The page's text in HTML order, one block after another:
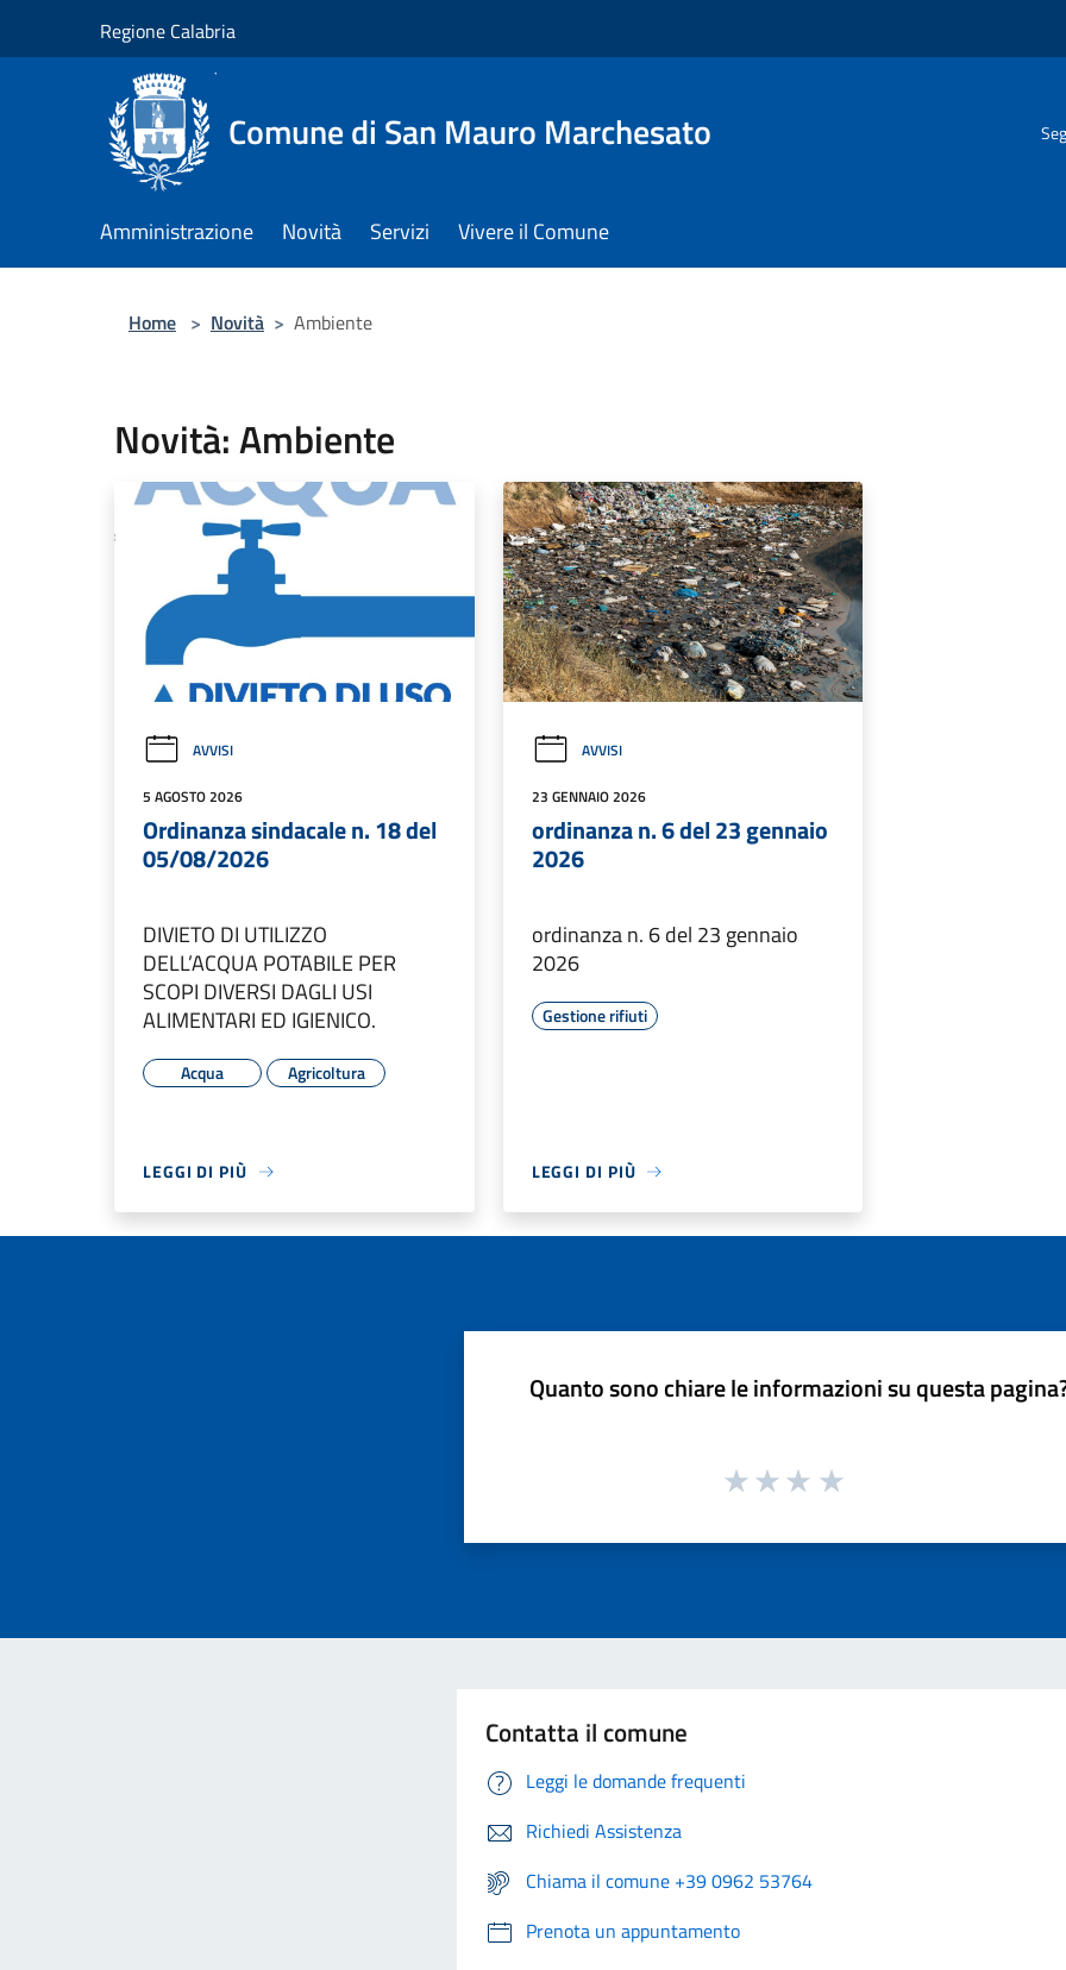
Regione Calabria
Comune di San Mauro Marchesato
Amministrazione Novità Servizi Vivere il Comune
Home > Novità > Ambiente
Novità: Ambiente
AVVISI
5 AGOSTO 2026
Ordinanza sindacale n. 18 del
05/08/2026
DIVIETO DI UTILIZZO
DELL’ACQUA POTABILE PER
SCOPI DIVERSI DAGLI USI
ALIMENTARI ED IGIENICO.
Acqua Agricoltura
LEGGI DI PIÙ
AVVISI
23 GENNAIO 2026
ordinanza n. 6 del 23 gennaio
2026
ordinanza n. 6 del 23 gennaio
2026
Gestione rifiuti
LEGGI DI PIÙ
Quanto sono chiare le informazioni su questa
Contatta il comune
Leggi le domande frequenti
Richiedi Assistenza
Chiama il comune +39 0962 53764
Prenota un appuntamento